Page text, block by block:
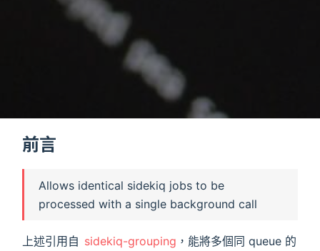
前言
Allows identical sidekiq jobs to be
processed with a single background call
上述引用自 sidekiq-grouping ，能將多個同 queue 的